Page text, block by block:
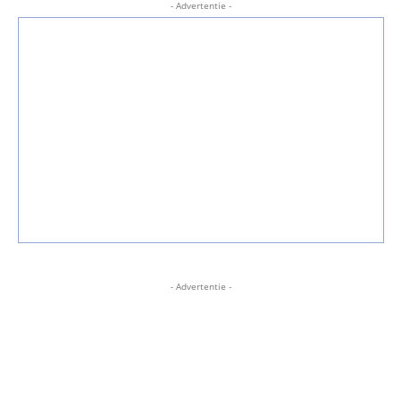
- Advertentie -
- Advertentie -